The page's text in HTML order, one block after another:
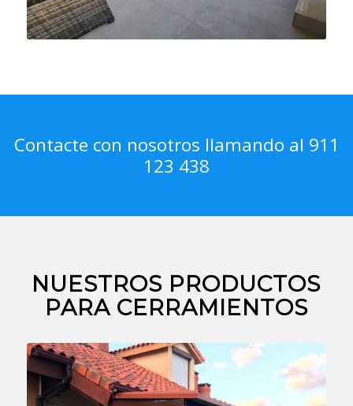
Contacte con nosotros llamando al 911
123 438
NUESTROS PRODUCTOS
PARA CERRAMIENTOS